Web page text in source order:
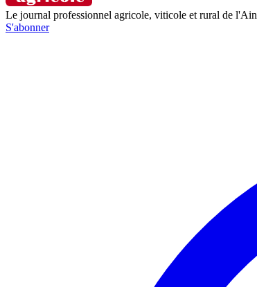
Le journal professionnel agricole, viticole et rural de l'Ain
S'abonner